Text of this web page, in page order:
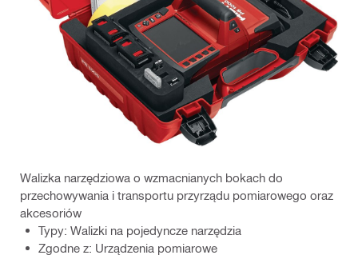
Walizka narzędziowa o wzmacnianych bokach do
przechowywania i transportu przyrządu pomiarowego oraz
akcesoriów
Typy: Walizki na pojedyncze narzędzia
Zgodne z: Urządzenia pomiarowe